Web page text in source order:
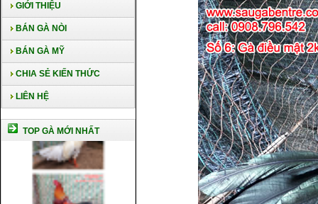
GIỚI THIỆU
BÁN GÀ NÒI
BÁN GÀ MỸ
CHIA SẺ KIẾN THỨC
LIÊN HỆ
TOP GÀ MỚI NHẤT